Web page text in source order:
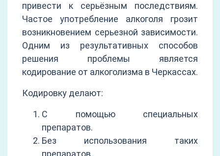
привести к серьёзным последствиям.
Частое употребление алкоголя грозит
возникновением серьезной зависимости.
Одним из результативных способов
решения проблемы является
кодирование от алкоголизма в Черкассах.
Кодировку делают:
С помощью специальных
препаратов.
Без использования таких
препаратов.